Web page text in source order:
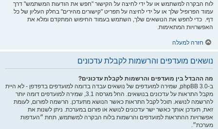
לוח הבקרה למשתמש או על ידי לחיצה על הקישור "חפש את הודעות המשתמש" דרך
עמוד הפרופיל שלך או על ידי לחיצה על תפריט "קישורים מהירים" בחלק העליון של כל
דף. כדי לחפש את הנושאים שלך, השתמש בעמוד החיפוש המתקדם ומלא את
האפשרויות המתאימות.
חזרה למעלה
נושאים מועדפים והרשמות לקבלת עדכונים
מה ההבדל בין מועדפים והרשמות לקבלת עדכונים?
ב-phpBB 3.0, שמירה למועדפים של נושאים עבדה בדומה למועדפים בדפדפן - לא היית
מקבל התראות על עדכונים בנושאים. החל מגרסה 3.1, שמירה למועדפים דומה יותר
להרשמה לנושא. תוכל לקבל התראות כאשר הנושא מתעדכן. הרשמה לפורום, לעומת
זאת, תעדכן אותך כאשר ישר עדכונים לנושא או פורום במערכת. ניתן לשנות את
אפשרויות ההתראות למועדפים והרשמות בלוח הבקרה למשתמש, תחת ״העדפות
מערכת״.